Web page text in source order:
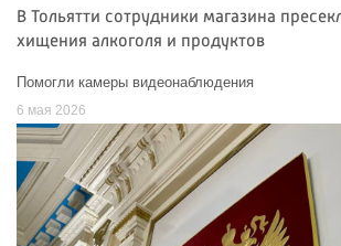
В Тольятти сотрудники магазина
хищения алкоголя и продуктов
Помогли камеры видеонаблюдения
6 мая 2026